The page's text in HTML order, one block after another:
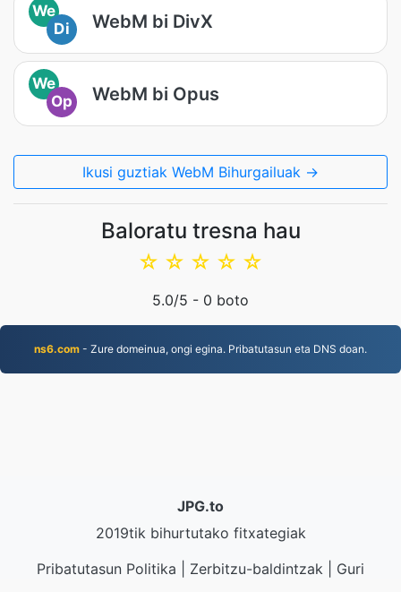
We
Di
WebM bi DivX
We
Op
WebM bi Opus
Ikusi guztiak WebM Bihurgailuak →
Baloratu tresna hau
☆
☆
☆
☆
☆
5.0/5 - 0 boto
ns6.com - Zure domeinua, ongi egina. Pribatutasun eta DNS doan.
JPG.to
2019tik bihurtutako fitxategiak
Pribatutasun Politika
Zerbitzu-baldintzak
Guri